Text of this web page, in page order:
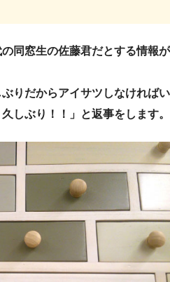
同窓生の佐藤君だとする情報が
ぶりだからアイサツしなければい
しぶり！！」と返事をします。